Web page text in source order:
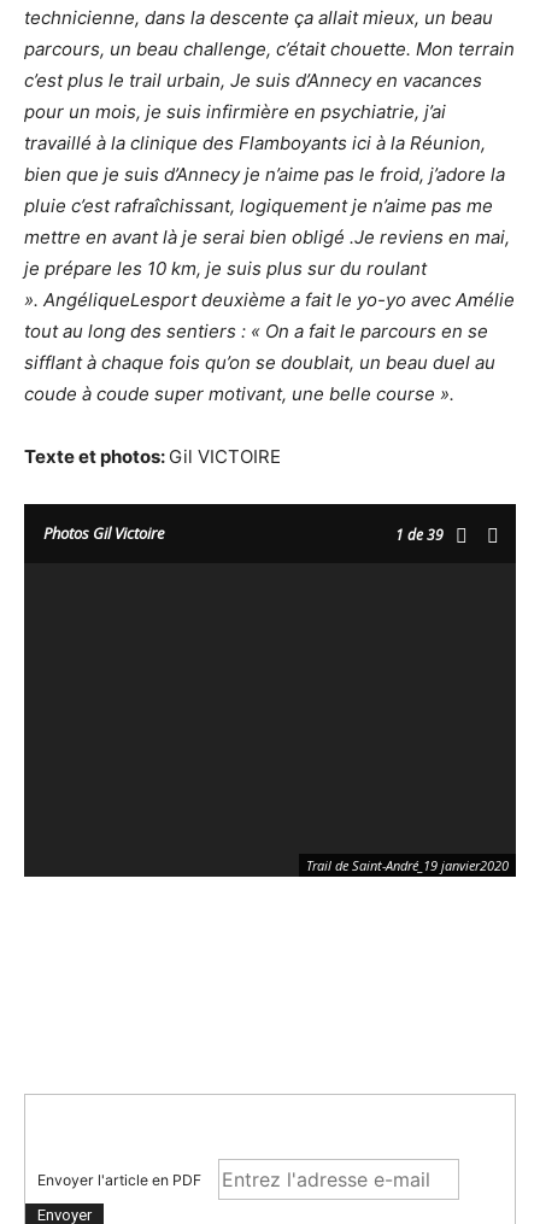
technicienne, dans la descente ça allait mieux, un beau
parcours, un beau challenge, c’était chouette. Mon terrain
c’est plus le trail urbain, Je suis d’Annecy en vacances
pour un mois, je suis infirmière en psychiatrie, j’ai
travaillé à la clinique des Flamboyants ici à la Réunion,
bien que je suis d’Annecy je n’aime pas le froid, j’adore la
pluie c’est rafraîchissant, logiquement je n’aime pas me
mettre en avant là je serai bien obligé .Je reviens en mai,
je prépare les 10 km, je suis plus sur du roulant
». AngéliqueLesport deuxième a fait le yo-yo avec Amélie
tout au long des sentiers : « On a fait le parcours en se
sifflant à chaque fois qu’on se doublait, un beau duel au
coude à coude super motivant, une belle course ».
Texte et photos: Gil VICTOIRE
Photos Gil Victoire 1 de 39
Trail de Saint-André_19 janvier2020
Trail de Saint-André_19 janvier2020
Envoyer l'article en PDF